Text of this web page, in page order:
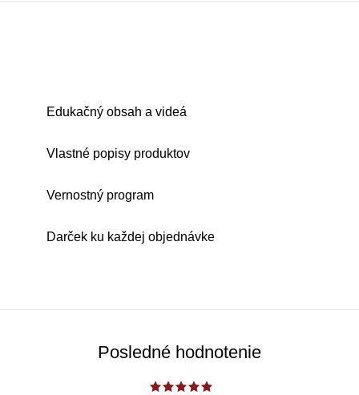
Edukačný obsah a videá
Vlastné popisy produktov
Vernostný program
Darček ku každej objednávke
Posledné hodnotenie